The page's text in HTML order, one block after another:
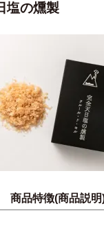
塩の燻製
商品特徴(商品説明